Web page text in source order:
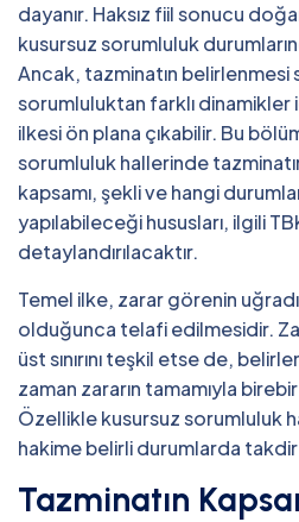
dayanır. Haksız fiil sonucu
kusursuz sorumluluk
Ancak, tazminatın belirlenmesi
sorumluluktan farklı
ilkesi ön plana çıkabilir. Bu
sorumluluk hallerinde
kapsamı, şekli ve hangi
yapılabileceği hususları, ilgili
detaylandırılacaktır.
Temel ilke, zarar görenin
olduğunca telafi edilmesidir.
üst sınırını teşkil etse de,
zaman zararın tamamıyla
Özellikle kusursuz sorumluluk
hakime belirli durumlarda takdir
Tazminatın